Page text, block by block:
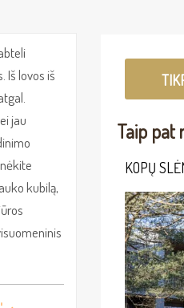
Iš lovos iš
jau
kubilą,
Taip pat
KOPŲ